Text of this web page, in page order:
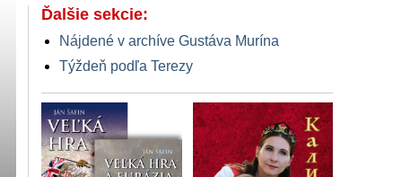
Ďalšie sekcie:
Nájdené v archíve Gustáva Murína
Týždeň podľa Terezy